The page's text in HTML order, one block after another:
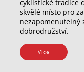
cyklistické tradice
skvělé místo pro
nezapomenutelný
dobrodružství.
Vice